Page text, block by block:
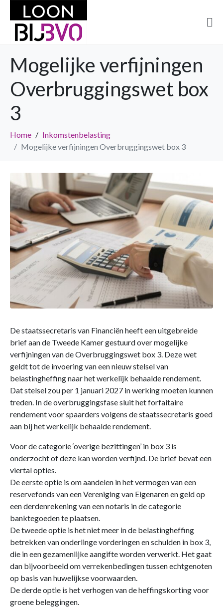
Mogelijke verfijningen
Overbruggingswet box
3
Home
Inkomstenbelasting
Mogelijke verfijningen Overbruggingswet box 3
De staatssecretaris van Financiën heeft een uitgebreide
brief aan de Tweede Kamer gestuurd over mogelijke
verfijningen van de Overbruggingswet box 3. Deze wet
geldt tot de invoering van een nieuw stelsel van
belastingheffing naar het werkelijk behaalde rendement.
Dat stelsel zou per 1 januari 2027 in werking moeten kunnen
treden. In de overbruggingsfase sluit het forfaitaire
rendement voor spaarders volgens de staatssecretaris goed
aan bij het werkelijk behaalde rendement.
Voor de categorie ‘overige bezittingen’ in box 3 is
onderzocht of deze kan worden verfijnd. De brief bevat een
viertal opties.
De eerste optie is om aandelen in het vermogen van een
reservefonds van een Vereniging van Eigenaren en geld op
een derdenrekening van een notaris in de categorie
banktegoeden te plaatsen.
De tweede optie is het niet meer in de belastingheffing
betrekken van onderlinge vorderingen en schulden in box 3,
die in een gezamenlijke aangifte worden verwerkt. Het gaat
dan bijvoorbeeld om verrekenbedingen tussen echtgenoten
op basis van huwelijkse voorwaarden.
De derde optie is het verhogen van de heffingskorting voor
groene beleggingen.